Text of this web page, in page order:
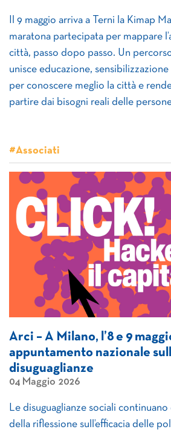
Il 9 maggio arriva a Terni la Kimap
maratona partecipata per mappare
città, passo dopo passo. Un
unisce educazione,
per conoscere meglio la città e
partire dai bisogni reali delle
#Associati
Arci – A Milano, l’8 e 9
appuntamento nazionale
disuguaglianze
04 Maggio 2026
Le disuguaglianze sociali
della riflessione sull’efficacia delle